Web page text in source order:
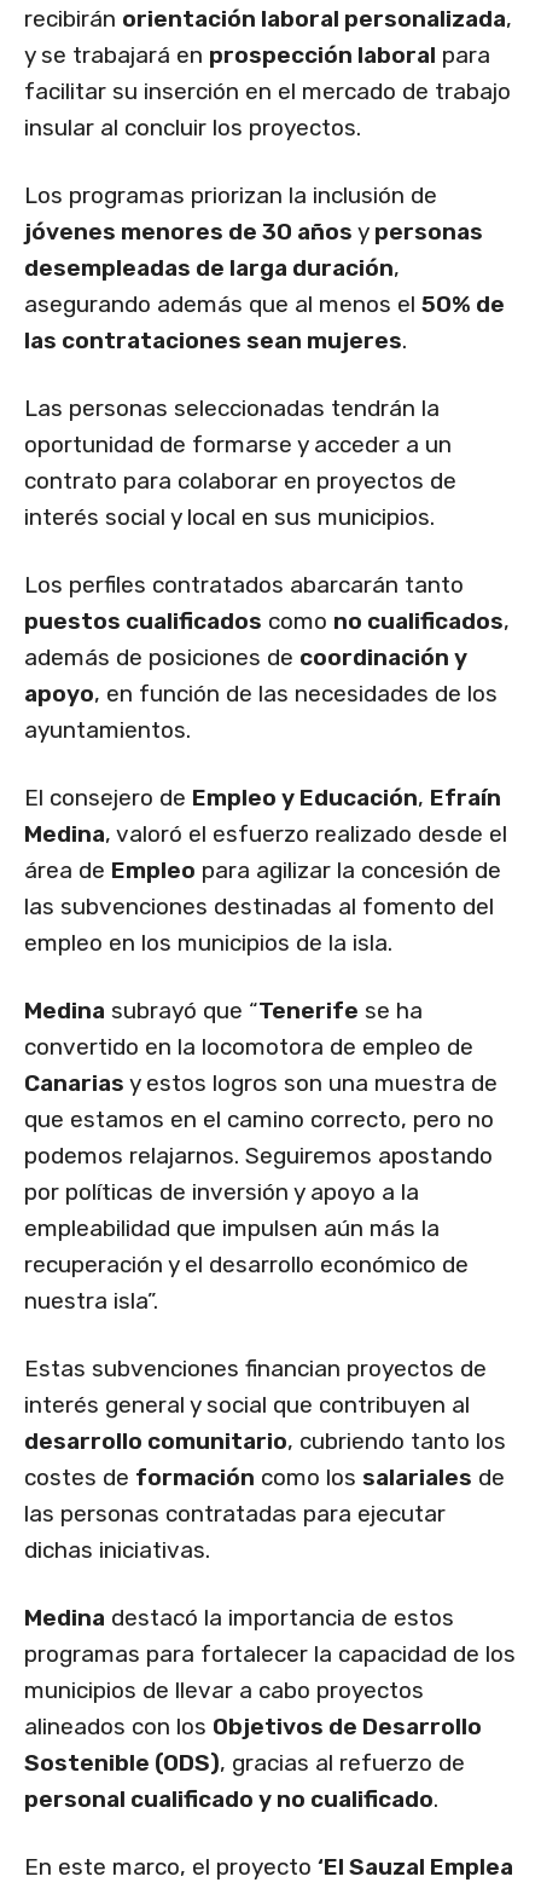
recibirán orientación laboral personalizada,
y se trabajará en prospección laboral para
facilitar su inserción en el mercado de trabajo
insular al concluir los proyectos.
Los programas priorizan la inclusión de
jóvenes menores de 30 años y personas
desempleadas de larga duración,
asegurando además que al menos el 50% de
las contrataciones sean mujeres.
Las personas seleccionadas tendrán la
oportunidad de formarse y acceder a un
contrato para colaborar en proyectos de
interés social y local en sus municipios.
Los perfiles contratados abarcarán tanto
puestos cualificados como no cualificados,
además de posiciones de coordinación y
apoyo, en función de las necesidades de los
ayuntamientos.
El consejero de Empleo y Educación, Efraín
Medina, valoró el esfuerzo realizado desde el
área de Empleo para agilizar la concesión de
las subvenciones destinadas al fomento del
empleo en los municipios de la isla.
Medina subrayó que “Tenerife se ha
convertido en la locomotora de empleo de
Canarias y estos logros son una muestra de
que estamos en el camino correcto, pero no
podemos relajarnos. Seguiremos apostando
por políticas de inversión y apoyo a la
empleabilidad que impulsen aún más la
recuperación y el desarrollo económico de
nuestra isla”.
Estas subvenciones financian proyectos de
interés general y social que contribuyen al
desarrollo comunitario, cubriendo tanto los
costes de formación como los salariales de
las personas contratadas para ejecutar
dichas iniciativas.
Medina destacó la importancia de estos
programas para fortalecer la capacidad de los
municipios de llevar a cabo proyectos
alineados con los Objetivos de Desarrollo
Sostenible (ODS), gracias al refuerzo de
personal cualificado y no cualificado.
En este marco, el proyecto ‘El Sauzal Emplea